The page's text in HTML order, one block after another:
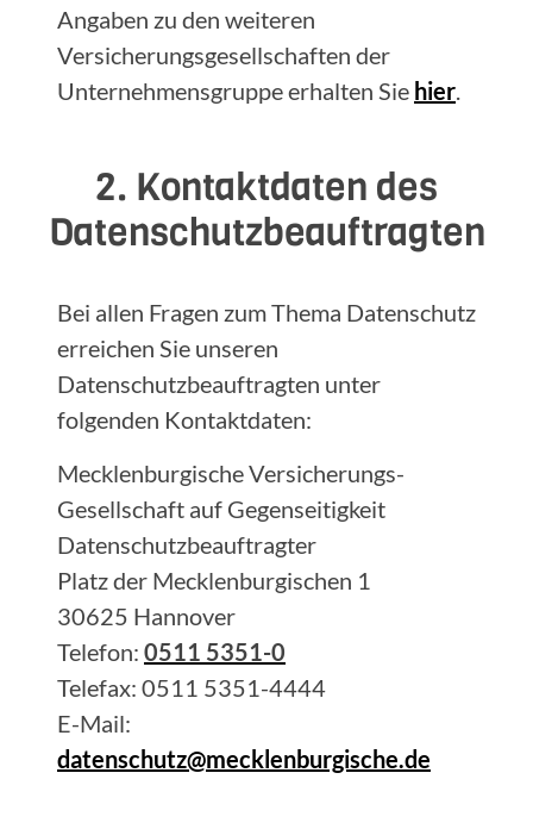
Angaben zu den weiteren
Versicherungsgesellschaften der
Unternehmensgruppe erhalten Sie hier.
2. Kontaktdaten des
Datenschutzbeauftragten
Bei allen Fragen zum Thema Datenschutz
erreichen Sie unseren
Datenschutzbeauftragten unter
folgenden Kontaktdaten:
Mecklenburgische Versicherungs-
Gesellschaft auf Gegenseitigkeit
Datenschutzbeauftragter
Platz der Mecklenburgischen 1
30625 Hannover
Telefon: 0511 5351-0
Telefax: 0511 5351-4444
E-Mail:
datenschutz@mecklenburgische.de